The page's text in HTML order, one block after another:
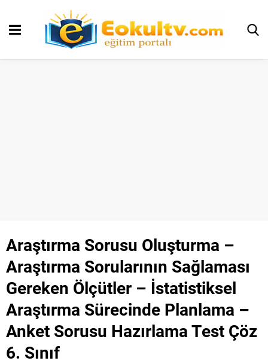
Araştırma Sorusu Oluşturma –
Araştırma Sorularının Sağlaması
Gereken Ölçütler – İstatistiksel
Araştırma Sürecinde Planlama –
Anket Sorusu Hazırlama Test Çöz
6. Sınıf